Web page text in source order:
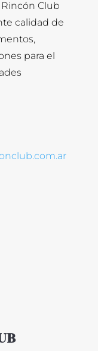
Club
calidad de
para el